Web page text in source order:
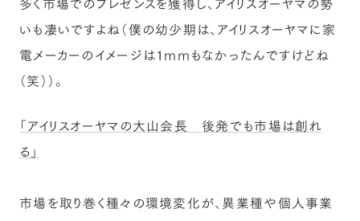
多く市場でのプレゼンスを獲得し、アイリスオーヤマの勢
いも凄いですよね（僕の幼少期は、アイリスオーヤマに家
電メーカーのイメージは１mmもなかったんですけどね
（笑））。
「アイリスオーヤマの大山会長 後発でも市場は創れ
る」
市場を取り巻く種々の環境変化が、異業種や個人事業